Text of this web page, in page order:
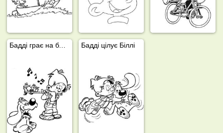
Бадді грає на блокфлейті Бадді цілує Біллі